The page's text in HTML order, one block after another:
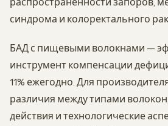
синдрома и колоректального
БАД с пищевыми волокнами —
инструмент компенсации
11% ежегодно. Для
различия между типами
действия и технологические